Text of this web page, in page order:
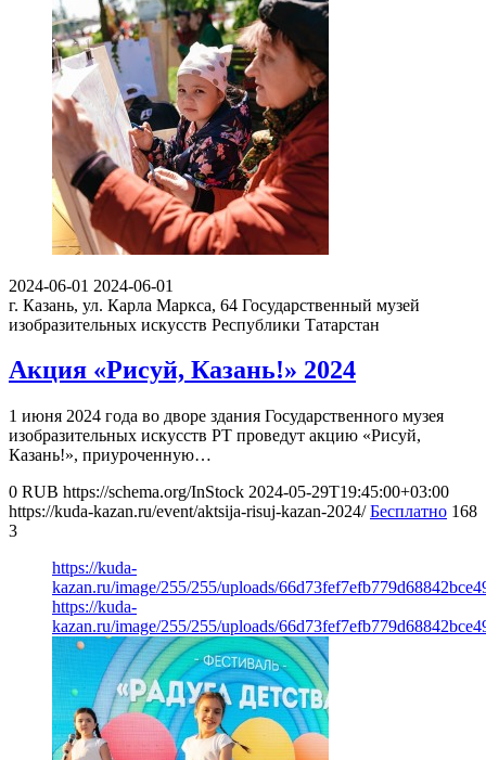
2024-06-01 2024-06-01
г. Казань, ул. Карла Маркса, 64 Государственный музей
изобразительных искусств Республики Татарстан
Акция «Рисуй, Казань!» 2024
1 июня 2024 года во дворе здания Государственного музея
изобразительных искусств РТ проведут акцию «Рисуй,
Казань!», приуроченную…
0 RUB https://schema.org/InStock 2024-05-29T19:45:00+03:00
https://kuda-kazan.ru/event/aktsija-risuj-kazan-2024/ Бесплатно 168
3
https://kuda-
kazan.ru/image/255/255/uploads/
https://kuda-
kazan.ru/image/255/255/uploads/